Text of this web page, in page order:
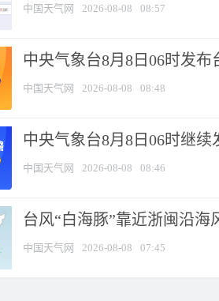
中国天气网 2026-08-08 08:57
中央气象台8月8日06时发布
中国天气网 2026-08-08 08:48
中央气象台8月8日06时继
中国天气网 2026-08-08 08:46
台风“白海豚”靠近浙闽沿
中国天气网 2026-08-08 07:45